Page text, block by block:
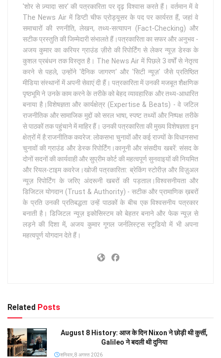
'शोर से ज़्यादा सार' की पत्रकारिता पर दृढ़ विश्वास करते हैं। वर्तमान में वे
The News Air में डिप्टी चीफ प्रोड्यूसर के पद पर कार्यरत हैं, जहां वे
समाचारों की रणनीति, लेखन, तथ्य-सत्यापन (Fact-Checking) और
सटीक प्रस्तुति की जिम्मेदारी संभालते हैं।पत्रकारिता का सफर और अनुभव -
अजय कुमार का करियर ग्राउंड ज़ीरो की रिपोर्टिंग से लेकर न्यूज़ डेस्क के
कुशल प्रबंधन तक विस्तृत है। The News Air में पिछले 3 वर्षों से नेतृत्व
करने से पहले, उन्होंने 'दैनिक जागरण' और 'सिटी न्यूज़' जैसे प्रतिष्ठित
मीडिया संस्थानों में अपनी सेवाएं दी हैं। पत्रकारिता में उनकी मजबूत शैक्षणिक
पृष्ठभूमि ने उनके काम करने के तरीके को बेहद व्यावहारिक और तथ्य-आधारित
बनाया है।विशेषज्ञता और कार्यक्षेत्र (Expertise & Beats) - वे जटिल
राजनीतिक और सामाजिक मुद्दों को सरल भाषा, स्पष्ट तथ्यों और निष्पक्ष तरीके
से पाठकों तक पहुंचाने में माहिर हैं। उनकी पत्रकारिता की मुख्य विशेषज्ञता इन
क्षेत्रों में है:राजनीतिक कवरेज: लोकसभा चुनावों और कई राज्यों के विधानसभा
चुनावों की ग्राउंड और डेस्क रिपोर्टिंग।कानूनी और संसदीय खबरें: संसद के
दोनों सदनों की कार्यवाही और सुप्रीम कोर्ट की महत्वपूर्ण सुनवाइयों की नियमित
और रियल-टाइम कवरेज।खोजी पत्रकारिता: ब्रेकिंग स्टोरीज़ और विज़ुअल
न्यूज़ रिपोर्टिंग के जरिए अंदरूनी खबरों की पड़ताल।विश्वसनीयता और
डिजिटल योगदान (Trust & Authority) - सटीक और प्रामाणिक ख़बरों
के प्रति उनकी प्रतिबद्धता उन्हें पाठकों के बीच एक विश्वसनीय पत्रकार
बनाती है। डिजिटल न्यूज़ इकोसिस्टम को बेहतर बनाने और फेक न्यूज़ से
लड़ने की दिशा में, अजय कुमार गूगल जर्नलिस्ट्स स्टूडियो में भी अपना
महत्वपूर्ण योगदान देते हैं।
Related Posts
August 8 History: आज के दिन Nixon ने छोड़ी थी कुर्सी,
Galileo ने बदली थी दुनिया
शनिवार, 8 अगस्त 2026